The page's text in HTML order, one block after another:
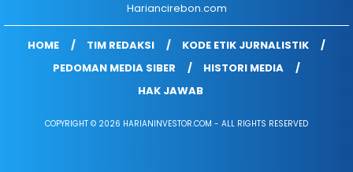
Hariancirebon.com
HOME TIM REDAKSI
KODE ETIK JURNALISTIK
PEDOMAN MEDIA SIBER
HISTORI MEDIA
HAK JAWAB
COPYRIGHT © 2026 HARIANINVESTOR.COM - ALL RIGHTS RESERVED